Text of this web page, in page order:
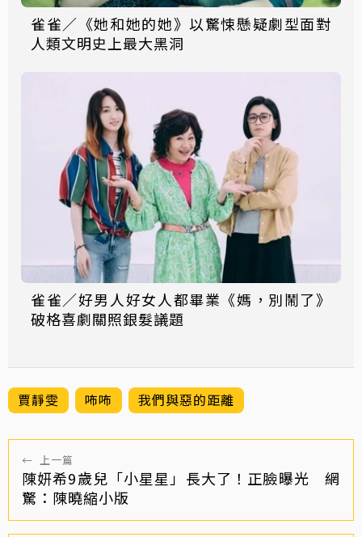
雀雀／《她和她的她》以驚悚懸疑劇型面對
人類文明史上最大黑洞
雀雀／好男人好女人都畢業《媽，別鬧了》
破格喜劇關照銀髮議題
賈靜雯 咘咘 我們與惡的距離
← 上一篇
陳妍希9歲兒「小星星」長大了！正臉曝光 網
驚：陳曉縮小版